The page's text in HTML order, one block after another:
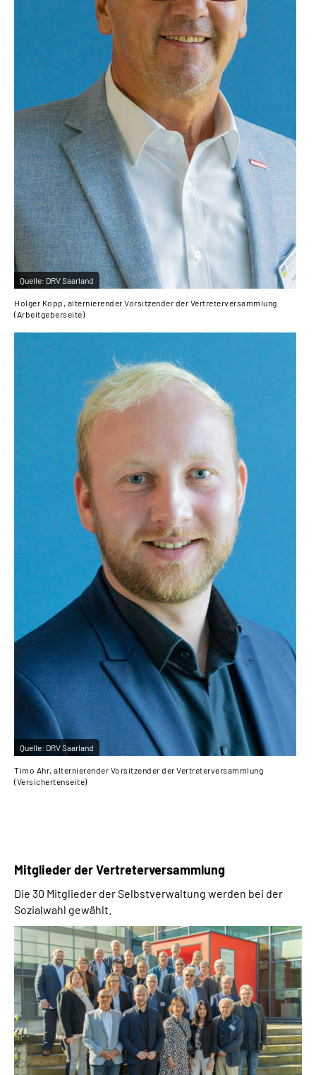
Quelle: DRV Saarland
Holger Kopp, alternierender Vorsitzender der Vertreterversammlung
(Arbeitgeberseite)
Quelle: DRV Saarland
Timo Ahr, alternierender Vorsitzender der Vertreterversammlung
(Versichertenseite)
Mitglieder der Vertreterversammlung
Die 30 Mitglieder der Selbstverwaltung werden bei der
Sozialwahl gewählt.